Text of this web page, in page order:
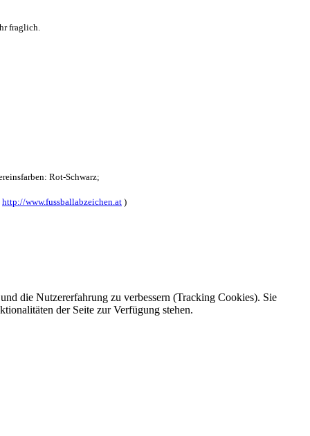
die Nutzererfahrung zu verbessern (Tracking Cookies). Sie
der Seite zur Verfügung stehen.
fraglich.
Rot-Schwarz;
http://www.fussballabzeichen.at )